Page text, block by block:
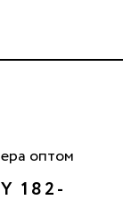
в России. Опт
оптом
182-